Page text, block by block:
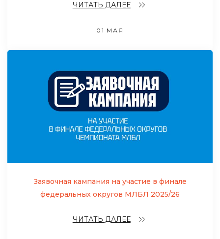
ЧИТАТЬ ДАЛЕЕ
01 МАЯ
Заявочная кампания на участие в финале
федеральных округов МЛБЛ 2025/26
ЧИТАТЬ ДАЛЕЕ